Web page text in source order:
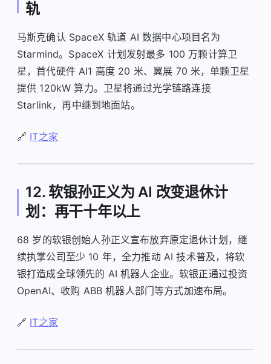
轨
马斯克确认 SpaceX 轨道 AI 数据中心项目名为
Starmind。SpaceX 计划发射最多 100 万颗计算卫
星，首代硬件 AI1 高度 20 米、翼展 70 米，单颗卫星
提供 120kW 算力。卫星将通过光学链路连接
Starlink，再中继到地面站。
🔗 IT之家
12. 软银孙正义为 AI 改变退休计
划：再干十年以上
68 岁的软银创始人孙正义宣布放弃原定退休计划，继
续执掌公司至少 10 年，全力推动 AI 技术普及，将软
银打造成全球领先的 AI 机器人企业。软银正通过投资
OpenAI、收购 ABB 机器人部门等方式加速布局。
🔗 IT之家